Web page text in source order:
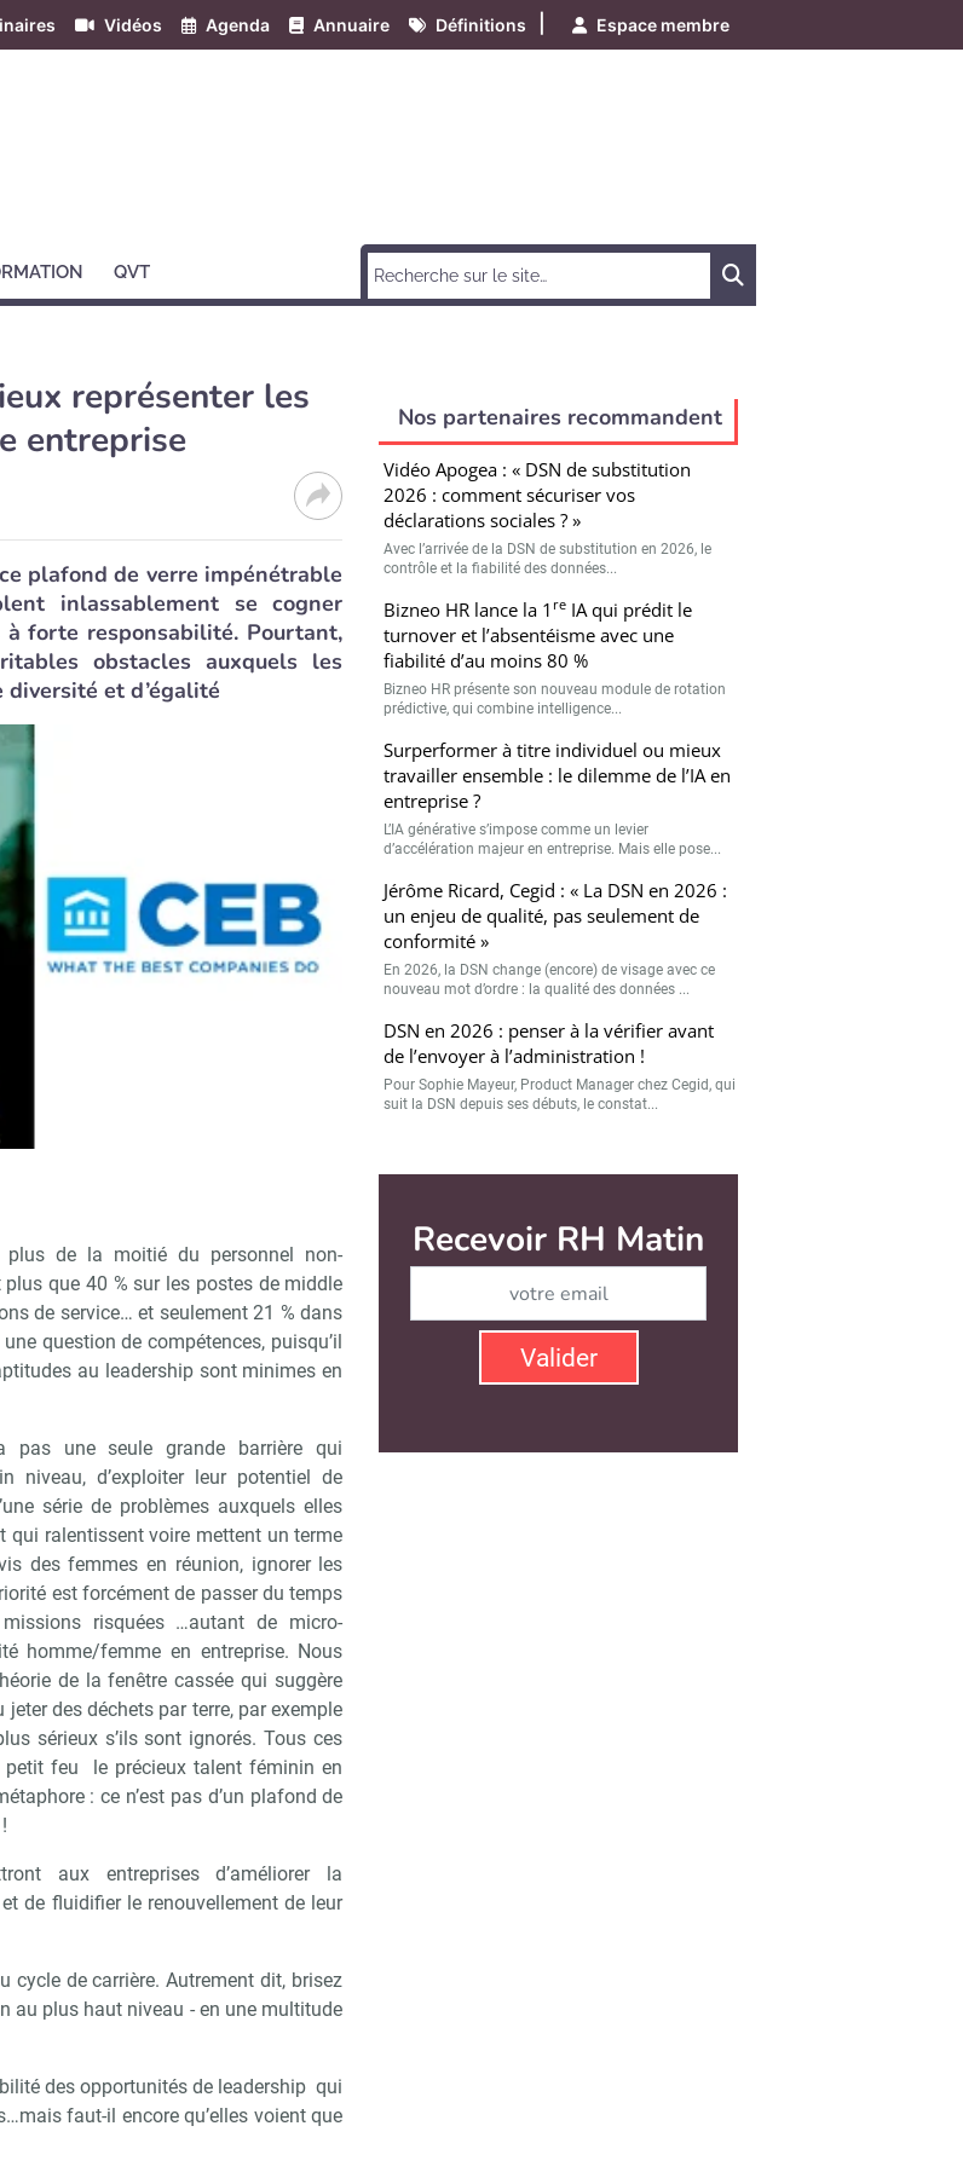
Vidéos Agenda Annuaire Définitions Espace membre
QVT
représenter les
entreprise
plafond de verre impénétrable
inlassablement se cogner
à forte responsabilité. Pourtant,
obstacles auxquels les
et d’égalité
de la moitié du personnel non-
que 40 % sur les postes de middle
de service… et seulement 21 % dans
question de compétences, puisqu’il
au leadership sont minimes en
pas une seule grande barrière qui
niveau, d’exploiter leur potentiel de
série de problèmes auxquels elles
qui ralentissent voire mettent un terme
des femmes en réunion, ignorer les
est forcément de passer du temps
risquées …autant de micro-
homme/femme en entreprise. Nous
de la fenêtre cassée qui suggère
des déchets par terre, par exemple
sérieux s’ils sont ignorés. Tous ces
feu le précieux talent féminin en
: ce n’est pas d’un plafond de
aux entreprises d’améliorer la
de fluidifier le renouvellement de leur
cycle de carrière. Autrement dit, brisez
au plus haut niveau - en une multitude
des opportunités de leadership qui
faut-il encore qu’elles voient que
Nos partenaires recommandent
Vidéo Apogea : « DSN de substitution
2026 : comment sécuriser vos
déclarations sociales ? »
Avec l’arrivée de la DSN de substitution en 2026, le
contrôle et la fiabilité des données...
Bizneo HR lance la 1 reIA qui prédit le
turnover et l’absentéisme avec une
fiabilité d’au moins 80 %
Bizneo HR présente son nouveau module de rotation
prédictive, qui combine intelligence...
Surperformer à titre individuel ou mieux
travailler ensemble : le dilemme de l’IA en
entreprise ?
L’IA générative s’impose comme un levier
d’accélération majeur en entreprise. Mais elle pose...
Jérôme Ricard, Cegid : « La DSN en 2026 :
un enjeu de qualité, pas seulement de
conformité »
En 2026, la DSN change (encore) de visage avec ce
nouveau mot d’ordre : la qualité des données ...
DSN en 2026 : penser à la vérifier avant
de l’envoyer à l’administration !
Pour Sophie Mayeur, Product Manager chez Cegid, qui
suit la DSN depuis ses débuts, le constat...
je reçois déjà !